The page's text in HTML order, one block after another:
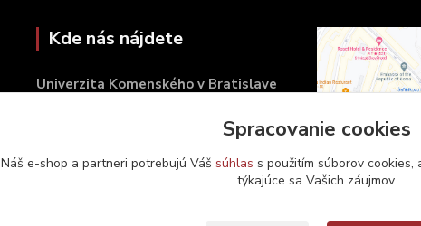
Kde nás nájdete
Univerzita Komenského v Bratislave
Spracovanie cookies
Náš e-shop a partneri potrebujú Váš súhlas s použitím súborov
týkajúce sa Vašich záujmov.